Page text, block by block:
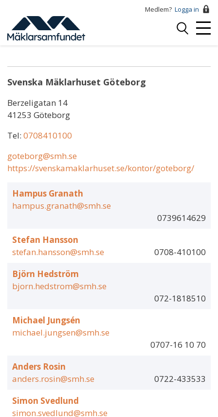
huvudinnehåll
Medlem? Logga in
Logga
Ella Söderstedt
Svenska Mäklarhuset Göteborg
Berzeligatan 14
41253 Göteborg
Tel: 0708410100
goteborg@smh.se
https://svenskamaklarhuset.se/kontor/goteborg/
Hampus Granath
hampus.granath@smh.se
0739614629
Stefan Hansson
stefan.hansson@smh.se
0708-410100
Björn Hedström
bjorn.hedstrom@smh.se
072-1818510
Michael Jungsén
michael.jungsen@smh.se
0707-16 10 70
Anders Rosin
anders.rosin@smh.se
0722-433533
Simon Svedlund
simon.svedlund@smh.se